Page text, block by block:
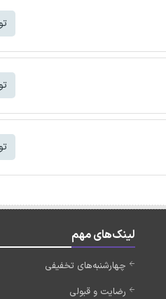
لینک‌های مهم
چهارشنبه‌های تخفیفی
رضایت و قبولی